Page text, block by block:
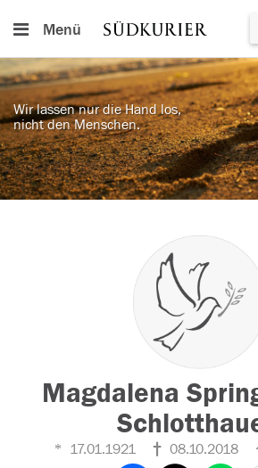
Menü
Wir lassen nur die Hand los,
nicht den Menschen.
Magdalena
17.01.1921 08.10.2018